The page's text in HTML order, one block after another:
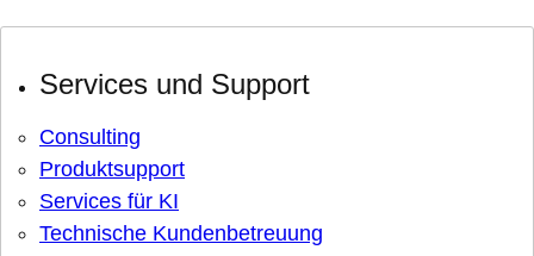
Services und Support
Consulting
Produktsupport
Services für KI
Technische Kundenbetreuung